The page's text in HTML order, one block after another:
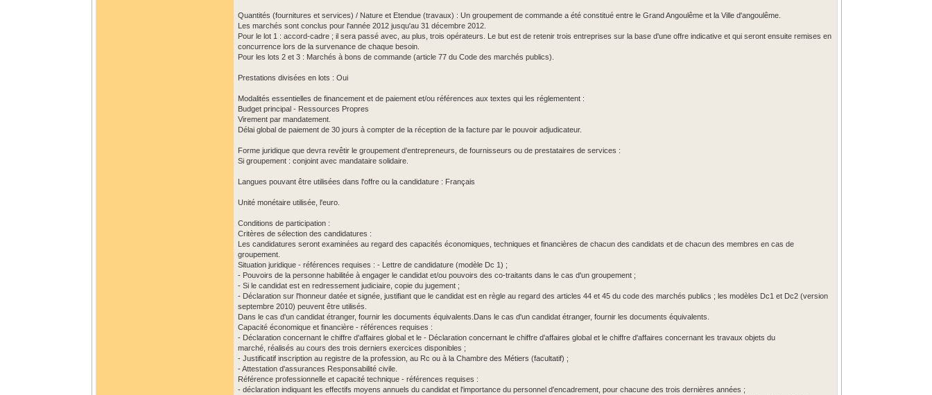
Quantités (fournitures et services) / Nature et Etendue (travaux) : Un groupement de commande a été constitué entre le Grand Angoulême et la Ville d'angoulême.
Les marchés sont conclus pour l'année 2012 jusqu'au 31 décembre 2012.
Pour le lot 1 : accord-cadre ; il sera passé avec, au plus, trois opérateurs. Le but est de retenir trois entreprises sur la base d'une offre indicative et qui seront ensuite remises en
concurrence lors de la survenance de chaque besoin.
Pour les lots 2 et 3 : Marchés à bons de commande (article 77 du Code des marchés publics).
Prestations divisées en lots : Oui
Modalités essentielles de financement et de paiement et/ou références aux textes qui les réglementent :
Budget principal - Ressources Propres
Virement par mandatement.
Délai global de paiement de 30 jours à compter de la réception de la facture par le pouvoir adjudicateur.
Forme juridique que devra revêtir le groupement d'entrepreneurs, de fournisseurs ou de prestataires de services :
Si groupement : conjoint avec mandataire solidaire.
Langues pouvant être utilisées dans l'offre ou la candidature : Français
Unité monétaire utilisée, l'euro.
Conditions de participation :
Critères de sélection des candidatures :
Les candidatures seront examinées au regard des capacités économiques, techniques et financières de chacun des candidats et de chacun des membres en cas de
groupement.
Situation juridique - références requises : - Lettre de candidature (modèle Dc 1) ;
- Pouvoirs de la personne habilitée à engager le candidat et/ou pouvoirs des co-traitants dans le cas d'un groupement ;
- Si le candidat est en redressement judiciaire, copie du jugement ;
- Déclaration sur l'honneur datée et signée, justifiant que le candidat est en règle au regard des articles 44 et 45 du code des marchés publics ; les modèles Dc1 et Dc2 (version
septembre 2010) peuvent être utilisés.
Dans le cas d'un candidat étranger, fournir les documents équivalents.Dans le cas d'un candidat étranger, fournir les documents équivalents.
Capacité économique et financière - références requises :
- Déclaration concernant le chiffre d'affaires global et le - Déclaration concernant le chiffre d'affaires global et le chiffre d'affaires concernant les travaux objets du
marché, réalisés au cours des trois derniers exercices disponibles ;
- Justificatif inscription au registre de la profession, au Rc ou à la Chambre des Métiers (facultatif) ;
- Attestation d'assurances Responsabilité civile.
Référence professionnelle et capacité technique - références requises :
- déclaration indiquant les effectifs moyens annuels du candidat et l'importance du personnel d'encadrement, pour chacune des trois dernières années ;